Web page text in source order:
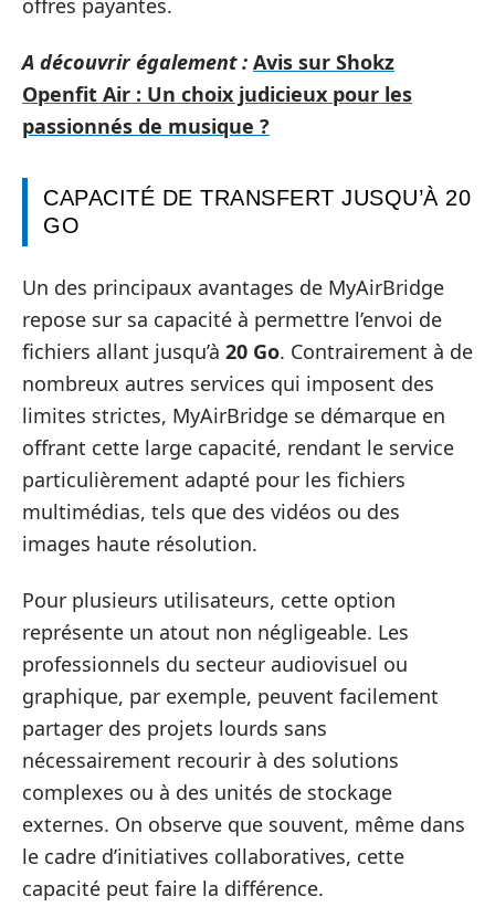
A découvrir également : Avis sur Shokz
Openfit Air : Un choix judicieux pour les
passionnés de musique ?
CAPACITÉ DE TRANSFERT JUSQU’À 20
GO
Un des principaux avantages de MyAirBridge
repose sur sa capacité à permettre l’envoi de
fichiers allant jusqu’à 20 Go. Contrairement à de
nombreux autres services qui imposent des
limites strictes, MyAirBridge se démarque en
offrant cette large capacité, rendant le service
particulièrement adapté pour les fichiers
multimédias, tels que des vidéos ou des
images haute résolution.
Pour plusieurs utilisateurs, cette option
représente un atout non négligeable. Les
professionnels du secteur audiovisuel ou
graphique, par exemple, peuvent facilement
partager des projets lourds sans
nécessairement recourir à des solutions
complexes ou à des unités de stockage
externes. On observe que souvent, même dans
le cadre d’initiatives collaboratives, cette
capacité peut faire la différence.